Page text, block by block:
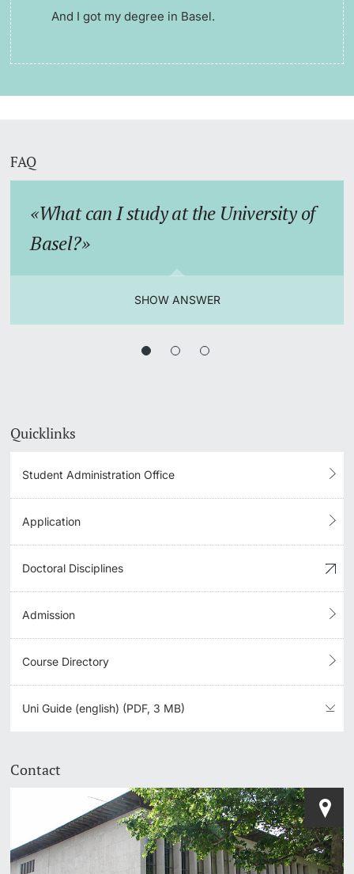
And I got my degree in Basel.
FAQ
What can I study at the University of
Basel?
SHOW ANSWER
Quicklinks
Student Administration Office
Application
Doctoral Disciplines
Admission
Course Directory
Uni Guide (english) (PDF, 3 MB)
Contact